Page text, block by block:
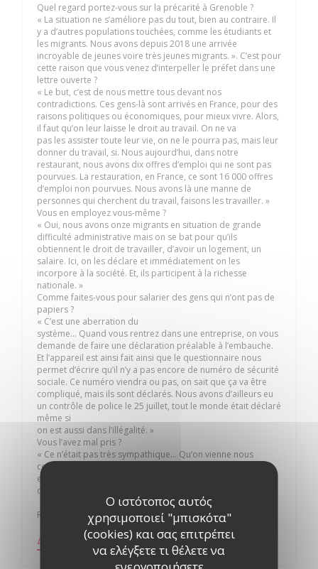
Ο ιστότοπος αυτός
χρησιμοποιεί "μπισκότα"
(cookies) και σας επιτρέπει
να ελέγξετε τι θέλετε να
Quel regard portez-vous sur la précarité à Grenoble ?
« La situation ne s’améliore pas du tout, bien au contraire. Il
y a d’autres populations touchées, comme les étudiants et
les migrants. Nous avons depuis 2018 une arrivée
incroyable de jeunes voire très jeunes migrants. ». C’est pour
cette raison que vous venez d’interpeller le préfet dans une
lettre ouverte ?
« Le but, c’est de nous mettre tous devant nos
contradictions. Ces gens-là sont arrivés en France, pour des
raisons politiques ou économiques, pour mieux vivre. Alors,
il faut qu’on leur laisse le droit au travail. On ne va
pas les assister toute leur vie, on ne le pourra pas, mais leur
donner du travail, si. Nous aujourd’hui, dans notre
restaurant, nous avons dix offres d’emploi qui ne sont pas
pourvues. La restauration, en France, ce sont 16 000 offres
d’emploi non pourvues. Nous avons là une manne de
personnes qui cherchent du travail, faisons les travailler. »
Vous en employez vous-même ?
« Oui, nous avons onze migrants en situation de grande
difficulté administrative mais on se bat pour qu’ils
obtiennent le droit de travailler, d’avoir un logement, un
salaire. Ici, on les déclare et immédiatement on les
incorpore à la société. Et, ils participent à la richesse
nationale. »
Comme faites-vous pour salarier des gens qui n’ont pas de
papiers ?
« C’est une aberration du
système… Quand vous rentrez dans une entreprise, on vous
demande de faire une déclaration préalable à l’embauche.
Et l’appareil est ainsi fait ainsi que le questionnaire nous
permet d’écrire qu’il n’y a pas encore de numéro de sécurité
sociale. Ce numéro viendra ou pas, on sait que ça va être
compliqué, mais ils sont déclarés. Nous avons d’ailleurs eu
un contrôle de police le 25 juillet, tout le monde était déclaré
même si
on est aussi dans l’illégalité. »
Vous l’avez mal pris ?
« Ce n’était pas très sympathique… Qu’on vienne nous
contrôler un 25 juillet en plein service à midi, qu’on
empêche le personnel de travailler, oui j’ai trouvé ça un peu
dur. »
Recueilli par J-B.V.
ΔΕΊΤΕ ΤΟ ΆΡΘΡΟ ΑΠΌ ΤΟΝ ΤΎΠΟ((ΑΝΟΊΓΕΙ ΣΕ ΝΈΟ ΠΑΡΆΘΥΡΟ))